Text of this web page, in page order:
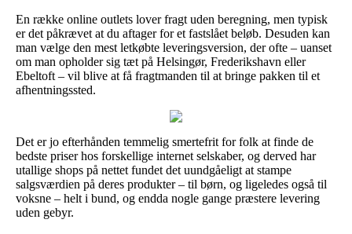
En række online outlets lover fragt uden beregning, men typisk
er det påkrævet at du aftager for et fastslået beløb. Desuden kan
man vælge den mest letkøbte leveringsversion, der ofte – uanset
om man opholder sig tæt på Helsingør, Frederikshavn eller
Ebeltoft – vil blive at få fragtmanden til at bringe pakken til et
afhentningssted.
Det er jo efterhånden temmelig smertefrit for folk at finde de
bedste priser hos forskellige internet selskaber, og derved har
utallige shops på nettet fundet det uundgåeligt at stampe
salgsværdien på deres produkter – til børn, og ligeledes også til
voksne – helt i bund, og endda nogle gange præstere levering
uden gebyr.